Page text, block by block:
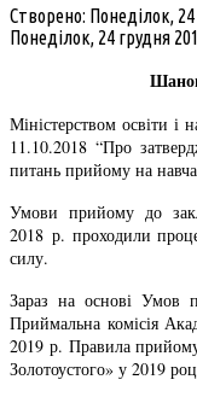
Створено: Понеділок,
Понеділок, 24 грудня
Міністерством освіти
11.10.2018 “Про
питань прийому на
Умови прийому до
2018 р. проходили
силу.
Зараз на основі Умов
Приймальна комісія
2019 р. Правила
Золотоустого» у 2019